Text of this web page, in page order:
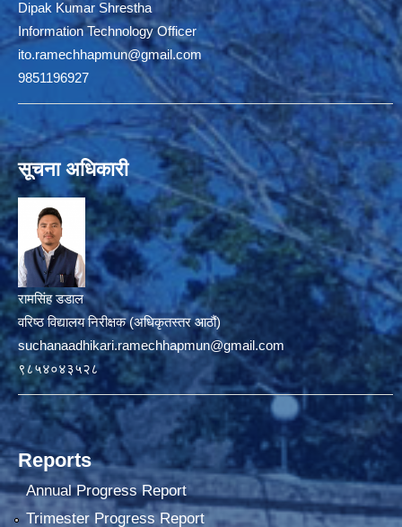
Dipak Kumar Shrestha
Information Technology Officer
ito.ramechhapmun@gmail.com
9851196927
सूचना अधिकारी
रामसिंह डडाल
वरिष्ठ विद्यालय निरीक्षक (अधिकृतस्तर आठौं)
suchanaadhikari.ramechhapmun@gmail.com
९८५४०४३५२८
Reports
Annual Progress Report
Trimester Progress Report